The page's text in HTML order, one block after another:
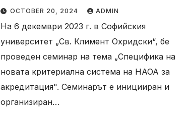
акредитация” в Софийски
университет „Св. Климент
Охридски“
OCTOBER 20, 2024 ADMIN
На 6 декември 2023 г. в Софийския
университет „Св. Климент Охридски“, бе
проведен семинар на тема „Специфика на
новата критериална система на НАОА за
акредитация". Семинарът е иницииран и
организиран…